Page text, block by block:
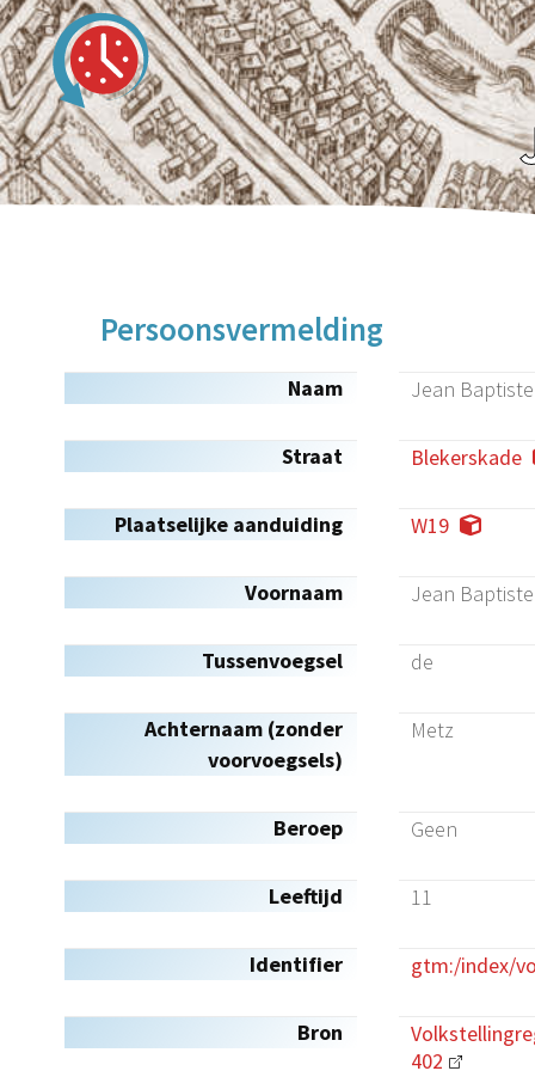
Persoonsvermelding
Naam Jean
Straat Blekerskade
Plaatselijke aanduiding W19
Voornaam Jean Baptiste
Tussenvoegsel de
Achternaam (zonder
voorvoegsels)
Metz
Beroep Geen
Leeftijd 11
Identifier gtm:/index/
Bron
402